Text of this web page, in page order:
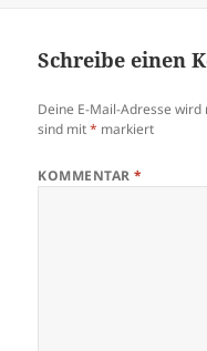
Schreibe einen
Deine E-Mail-Adresse
sind mit* markiert
KOMMENTAR*